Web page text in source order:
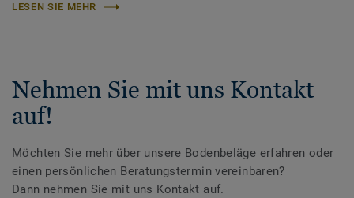
LESEN SIE MEHR
Nehmen Sie mit uns Kontakt
auf!
Möchten Sie mehr über unsere Bodenbeläge erfahren oder
einen persönlichen Beratungstermin vereinbaren?
Dann nehmen Sie mit uns Kontakt auf.